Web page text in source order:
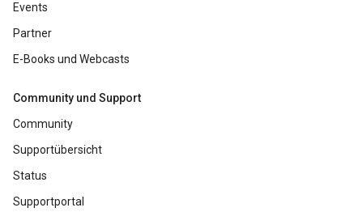
Events
Partner
E-Books und Webcasts
Community und Support
Community
Supportübersicht
Status
Supportportal